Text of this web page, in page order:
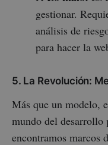
gestionar.
análisis de
para hacer la
5. La Revolución:
Más que un modelo,
mundo del desarrollo
encontramos marcos